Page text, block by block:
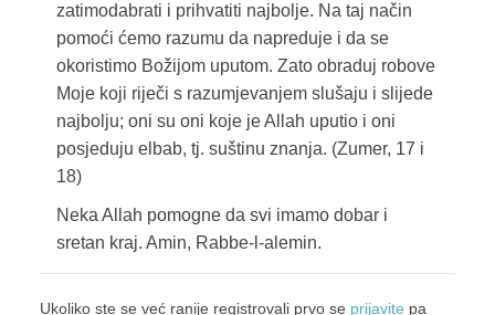
zatimodabrati i prihvatiti najbolje. Na taj način
pomoći ćemo razumu da napreduje i da se
okoristimo Božijom uputom. Zato obraduj robove
Moje koji riječi s razumjevanjem slušaju i slijede
najbolju; oni su oni koje je Allah uputio i oni
posjeduju elbab, tj. suštinu znanja. (Zumer, 17 i
18)
Neka Allah pomogne da svi imamo dobar i
sretan kraj. Amin, Rabbe-l-alemin.
Ukoliko ste se već ranije registrovali prvo se prijavite pa